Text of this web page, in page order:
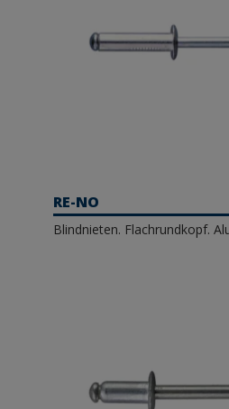
RE-NO
Blindnieten. Flachrundkopf.